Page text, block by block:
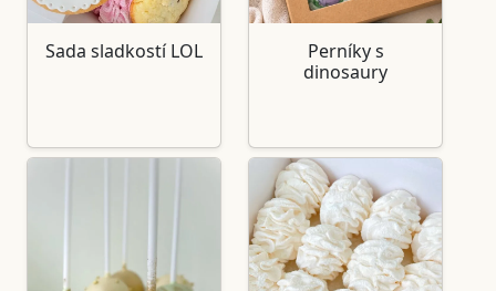
Sada sladkostí LOL
Perníky s
dinosaury